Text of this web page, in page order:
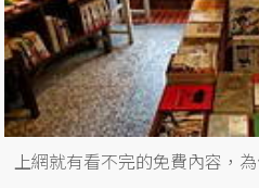
上網就有看不完的免費內容，